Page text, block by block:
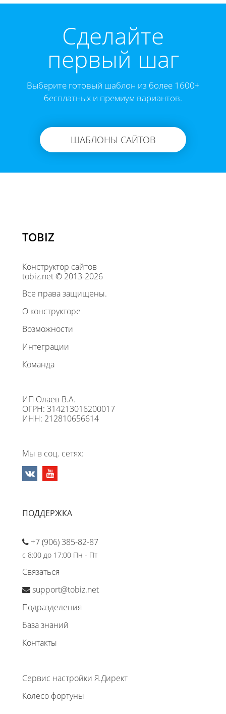
Cделайте
первый шаг
Выберите готовый шаблон из более 1600+
бесплатных и премиум вариантов.
ШАБЛОНЫ САЙТОВ
TOBIZ
Конструктор сайтов
tobiz.net © 2013-2026
Все права защищены.
О конструкторе
Возможности
Интеграции
Команда
ИП Олаев В.А.
ОГРН: 314213016200017
ИНН: 212810656614
Мы в соц. сетях:
ПОДДЕРЖКА
+7 (906) 385-82-87
с 8:00 до 17:00 Пн - Пт
Связаться
support@tobiz.net
Подразделения
База знаний
Контакты
Сервис настройки Я.Директ
Колесо фортуны